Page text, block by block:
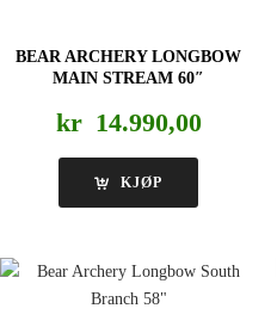
BEAR ARCHERY LONGBOW
MAIN STREAM 60″
kr 14.990,00
KJØP